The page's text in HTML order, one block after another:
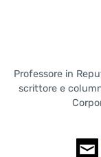
Professore in
scrittore e